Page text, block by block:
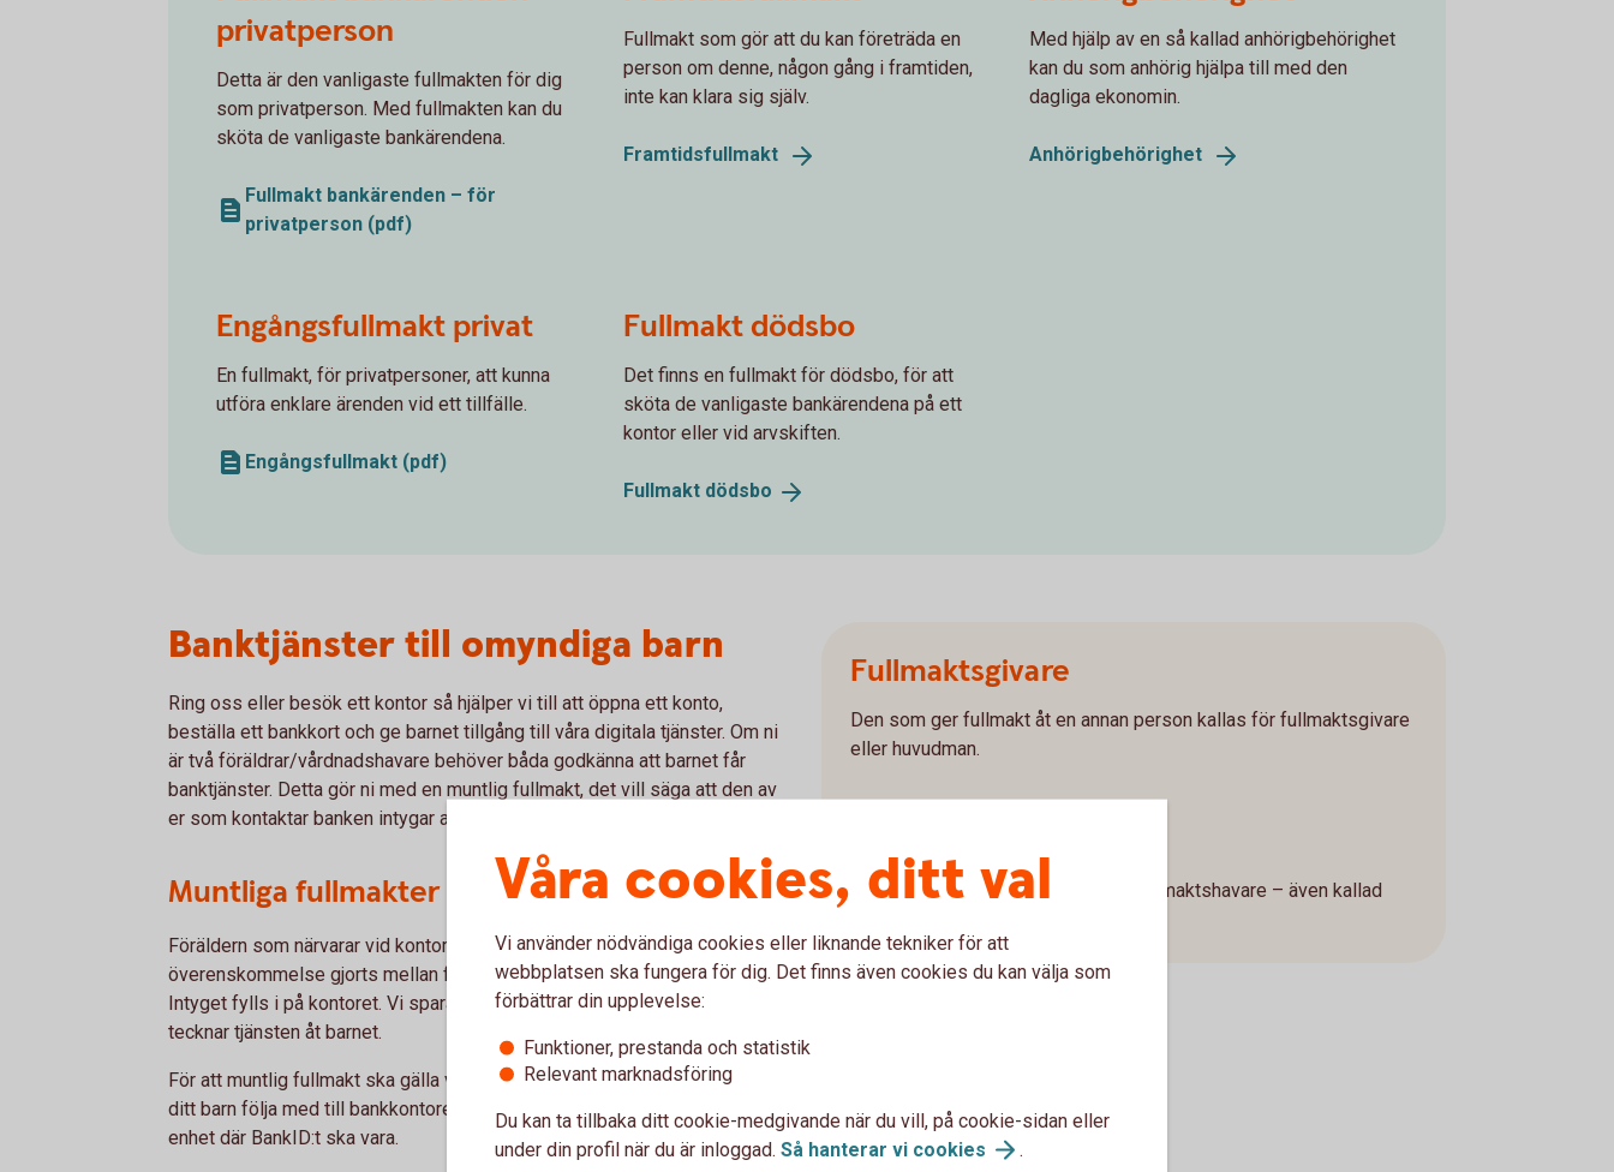
privatperson
Detta är den vanligaste fullmakten för dig
som privatperson. Med fullmakten kan du
sköta de vanligaste bankärendena.
Fullmakt bankärenden – för
privatperson (pdf)
Fullmakt som gör att du kan företräda en
person om denne, någon gång i framtiden,
inte kan klara sig själv.
Framtidsfullmakt
Med hjälp av en så kallad anhörigbehörighet
kan du som anhörig hjälpa till med den
dagliga ekonomin.
Anhörigbehörighet
Engångsfullmakt privat
En fullmakt, för privatpersoner, att kunna
utföra enklare ärenden vid ett tillfälle.
Engångsfullmakt (pdf)
Fullmakt dödsbo
Det finns en fullmakt för dödsbo, för att
sköta de vanligaste bankärendena på ett
kontor eller vid arvskiften.
Fullmakt dödsbo
Banktjänster till omyndiga barn
Ring oss eller besök ett kontor så hjälper vi till att öppna ett konto,
beställa ett bankkort och ge barnet tillgång till våra digitala tjänster. Om ni
är två föräldrar/vårdnadshavare behöver båda godkänna att barnet får
banktjänster. Detta gör ni med en muntlig fullmakt, det vill säga att den av
er som kontaktar banken intygar att den andre har sagt ja.
Muntliga fullmakter
Föräldern som närvarar vid kontoret kan skriftligen intyga att en muntlig
överenskommelse gjorts mellan föräldrarna att barnet får teckna tjänsten.
Intyget fylls i på kontoret. Vi sparar det skriftliga intyget som underlag och
tecknar tjänsten åt barnet.
För att muntlig fullmakt ska gälla vid tecknande av Mobilt BankID behöver
ditt barn följa med till bankkontoret och ha med sig ID-kort och den mobila
enhet där BankID:t ska vara.
Fullmaktsgivare
Den som ger fullmakt åt en annan person kallas för fullmaktsgivare
eller huvudman.
Den som får fullmakten kallas för fullmaktshavare – även kallad
Våra cookies, ditt val
Vi använder nödvändiga cookies eller liknande tekniker för att
webbplatsen ska fungera för dig. Det finns även cookies du kan välja som
förbättrar din upplevelse:
Funktioner, prestanda och statistik
Relevant marknadsföring
Du kan ta tillbaka ditt cookie-medgivande när du vill, på cookie-sidan eller
under din profil när du är inloggad. Så hanterar vi cookies .